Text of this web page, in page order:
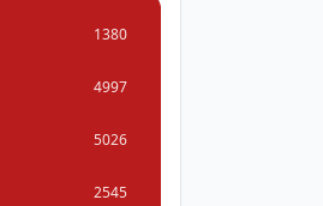
1380
4997
5026
2545